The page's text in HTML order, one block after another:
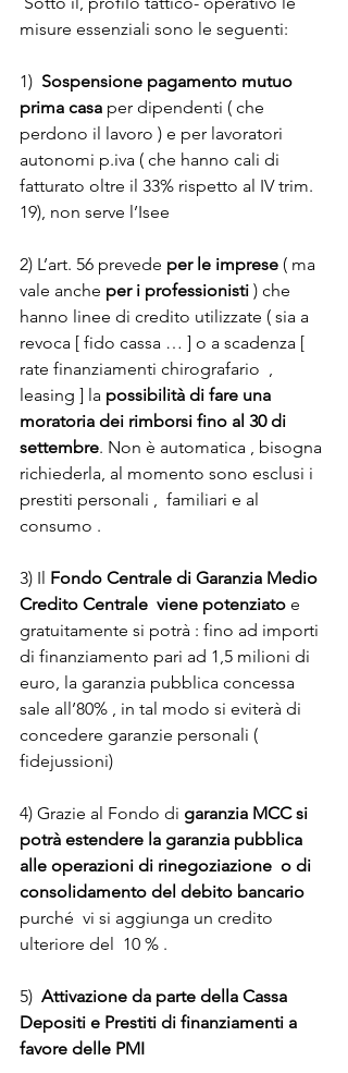
misure essenziali sono le seguenti:
1) Sospensione pagamento mutuo
prima casa per dipendenti ( che
perdono il lavoro ) e per lavoratori
autonomi p.iva ( che hanno cali di
fatturato oltre il 33% rispetto al IV trim.
19), non serve l’Isee
2) L’art. 56 prevede per le imprese ( ma
vale anche per i professionisti ) che
hanno linee di credito utilizzate ( sia a
revoca [ fido cassa … ] o a scadenza [
rate finanziamenti chirografario  ,
leasing ] la possibilità di fare una
moratoria dei rimborsi fino al 30 di
settembre. Non è automatica , bisogna
richiederla, al momento sono esclusi i
prestiti personali ,  familiari e al
consumo .
3) Il Fondo Centrale di Garanzia Medio
Credito Centrale  viene potenziato e
gratuitamente si potrà : fino ad importi
di finanziamento pari ad 1,5 milioni di
euro, la garanzia pubblica concessa
sale all’80% , in tal modo si eviterà di
concedere garanzie personali (
fidejussioni)
4) Grazie al Fondo di garanzia MCC si
potrà estendere la garanzia pubblica
alle operazioni di rinegoziazione  o di
consolidamento del debito bancario
purché  vi si aggiunga un credito
ulteriore del  10 % .
5) Attivazione da parte della Cassa
Depositi e Prestiti di finanziamenti a
favore delle PMI